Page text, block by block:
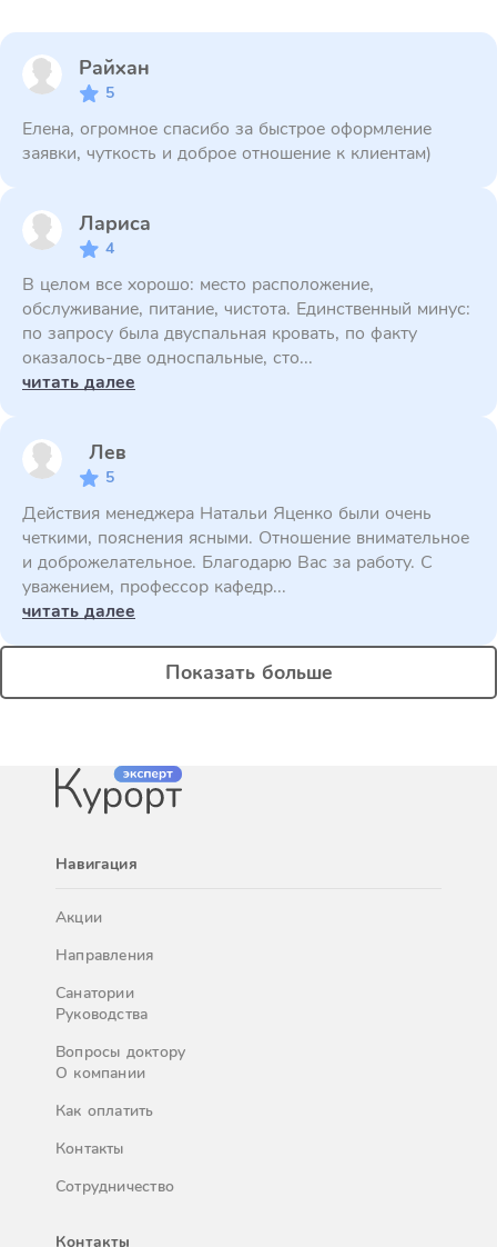
Райхан
5
Елена, огромное спасибо за быстрое оформление
заявки, чуткость и доброе отношение к клиентам)
Лариса
4
В целом все хорошо: место расположение,
обслуживание, питание, чистота. Единственный минус:
по запросу была двуспальная кровать, по факту
оказалось-две односпальные, сто...
читать далее
Лев
5
Действия менеджера Натальи Яценко были очень
четкими, пояснения ясными. Отношение внимательное
и доброжелательное. Благодарю Вас за работу. С
уважением, профессор кафедр...
читать далее
Показать больше
Навигация
Акции
Направления
Санатории
Руководства
Вопросы доктору
О компании
Как оплатить
Контакты
Сотрудничество
Контакты